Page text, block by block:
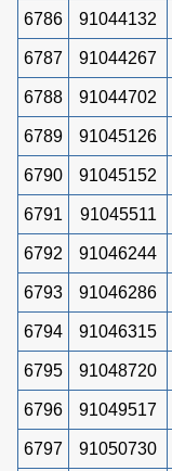
6786 91044132
6787 91044267
6788 91044702
6789 91045126
6790 91045152
6791 91045511
6792 91046244
6793 91046286
6794 91046315
6795 91048720
6796 91049517
6797 91050730